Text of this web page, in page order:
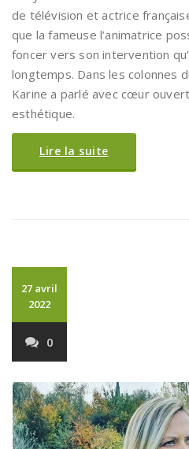
de télévision et actrice
que la fameuse l’animatrice
foncer vers son intervention
longtemps. Dans les colonnes
Karine a parlé avec cœur
esthétique.
Lire la suite
27 avril
2022
0